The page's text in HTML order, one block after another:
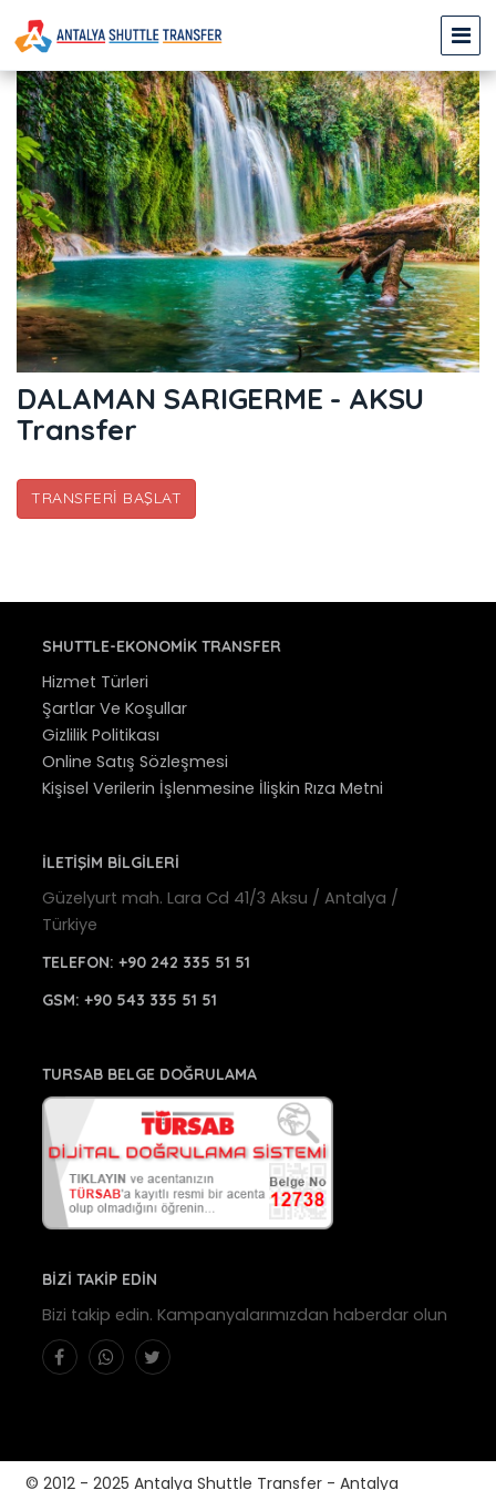
DALAMAN SARIGERME - AKSU
Transfer
TRANSFERI BAŞLAT
SHUTTLE-EKONOMIK TRANSFER
Hizmet Türleri
Şartlar Ve Koşullar
Gizlilik Politikası
Online Satış Sözleşmesi
Kişisel Verilerin İşlenmesine İlişkin Rıza Metni
İLETİŞİM BİLGİLERİ
Güzelyurt mah. Lara Cd 41/3 Aksu / Antalya /
Türkiye
TELEFON: +90 242 335 51 51
GSM: +90 543 335 51 51
TURSAB BELGE DOĞRULAMA
BİZİ TAKİP EDİN
Bizi takip edin. Kampanyalarımızdan haberdar olun
© 2012 - 2025 Antalya Shuttle Transfer - Antalya